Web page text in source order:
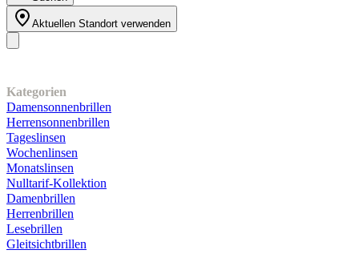
Aktuellen Standort verwenden
Kategorien
Damensonnenbrillen
Herrensonnenbrillen
Tageslinsen
Wochenlinsen
Monatslinsen
Nulltarif-Kollektion
Damenbrillen
Herrenbrillen
Lesebrillen
Gleitsichtbrillen